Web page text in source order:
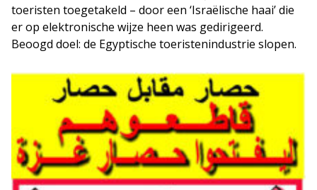
toeristen toegetakeld – door een ‘Israëlische haai’ die
er op elektronische wijze heen was gedirigeerd.
Beoogd doel: de Egyptische toeristenindustrie slopen.